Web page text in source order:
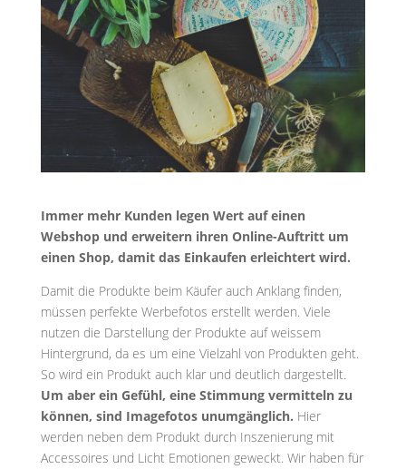
Immer mehr Kunden legen Wert auf einen
Webshop und erweitern ihren Online-Auftritt um
einen Shop, damit das Einkaufen erleichtert wird.
Damit die Produkte beim Käufer auch Anklang finden,
müssen perfekte Werbefotos erstellt werden. Viele
nutzen die Darstellung der Produkte auf weissem
Hintergrund, da es um eine Vielzahl von Produkten geht.
So wird ein Produkt auch klar und deutlich dargestellt.
Um aber ein Gefühl, eine Stimmung vermitteln zu
können, sind Imagefotos unumgänglich. Hier
werden neben dem Produkt durch Inszenierung mit
Accessoires und Licht Emotionen geweckt. Wir haben für